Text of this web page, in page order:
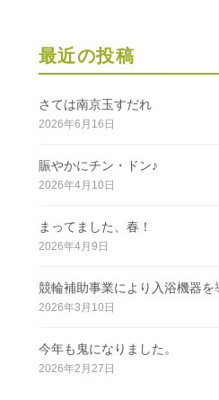
最近の投稿
さては南京玉すだれ
2026年6月16日
賑やかにチン・ドン♪
2026年4月10日
まってました、春！
2026年4月9日
競輪補助事業により入浴機器を
2026年3月10日
今年も鬼になりました。
2026年2月27日